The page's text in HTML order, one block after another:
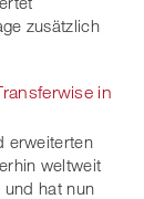
zusätzlich
in
erweiterten
weltweit
und hat nun